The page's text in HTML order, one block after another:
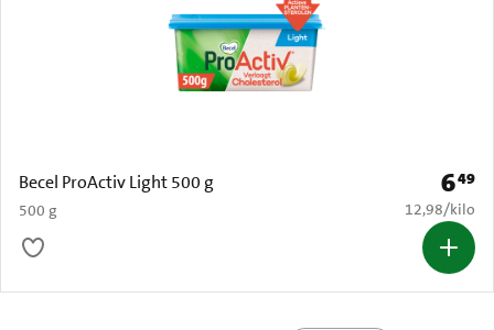
Becel ProActiv Light 500 g
500 g
Prijs:
649
€ 12,98 per
12,98/kilo